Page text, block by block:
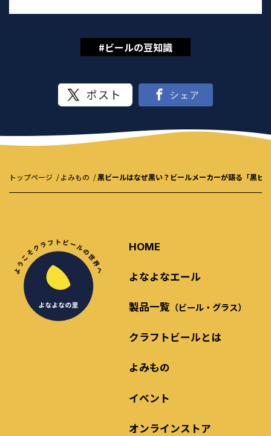
#ビールの豆知識
トップページ よみもの 黒ビールはなぜ黒い？ビールメーカーが語る「黒ビ
HOME
よなよなエール
製品一覧 （ビール・グラス）
クラフトビールとは
よみもの
イベント
オンラインストア